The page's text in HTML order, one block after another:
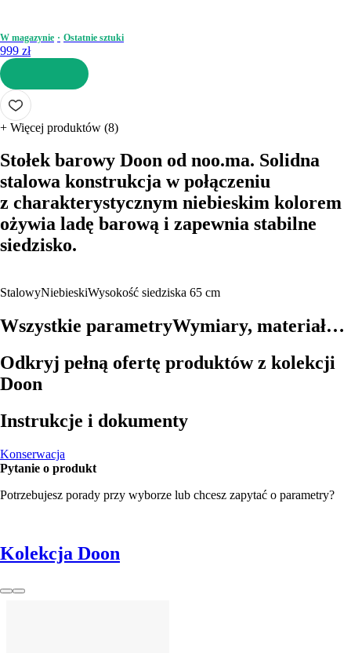
W magazynie Ostatnie sztuki
999 zł
DO KOSZYKA
+ Więcej produktów (8)
Stołek barowy Doon od noo.ma. Solidna
stalowa konstrukcja w połączeniu
z charakterystycznym niebieskim kolorem
ożywia ladę barową i zapewnia stabilne
siedzisko.
StalowyNiebieskiWysokość siedziska 65 cm
Wszystkie parametryWymiary, materiał…
Odkryj pełną ofertę produktów z kolekcji
Doon
Instrukcje i dokumenty
Konserwacja
Pytanie o produkt
Potrzebujesz porady przy wyborze lub chcesz zapytać o parametry?
Kolekcja Doon